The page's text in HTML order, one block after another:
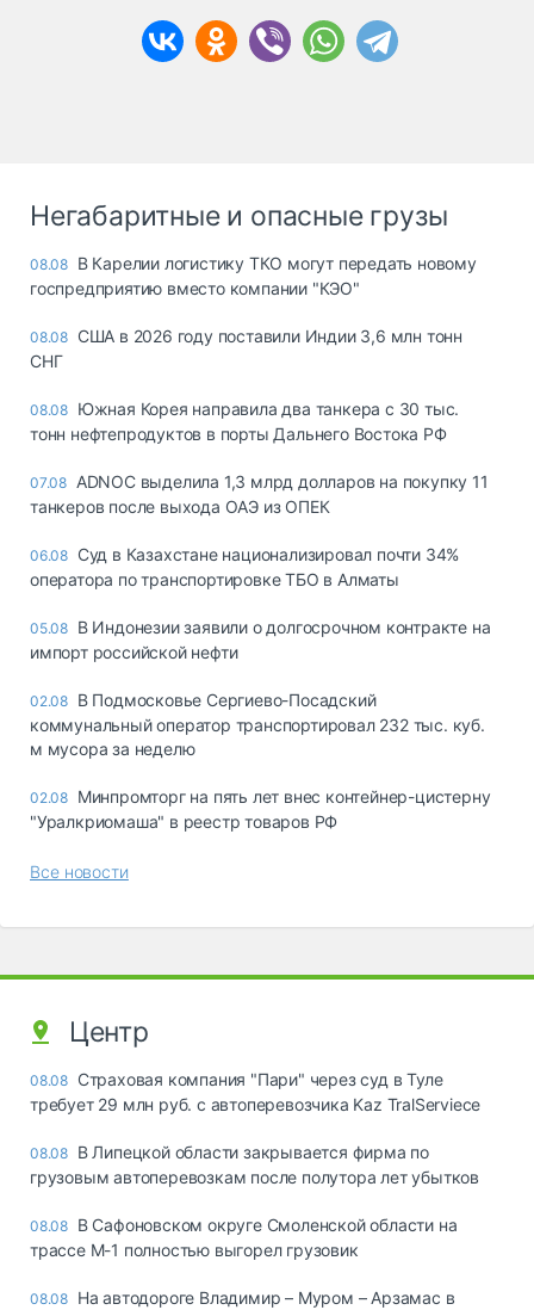
Негабаритные и опасные грузы
08.08 В Карелии логистику ТКО могут передать новому
госпредприятию вместо компании "КЭО"
08.08 США в 2026 году поставили Индии 3,6 млн тонн
СНГ
08.08 Южная Корея направила два танкера с 30 тыс.
тонн нефтепродуктов в порты Дальнего Востока РФ
07.08 ADNOC выделила 1,3 млрд долларов на покупку 11
танкеров после выхода ОАЭ из ОПЕК
06.08 Суд в Казахстане национализировал почти 34%
оператора по транспортировке ТБО в Алматы
05.08 В Индонезии заявили о долгосрочном контракте на
импорт российской нефти
02.08 В Подмосковье Сергиево-Посадский
коммунальный оператор транспортировал 232 тыс. куб.
м мусора за неделю
02.08 Минпромторг на пять лет внес контейнер-цистерну
"Уралкриомаша" в реестр товаров РФ
Все новости
Центр
08.08 Страховая компания "Пари" через суд в Туле
требует 29 млн руб. с автоперевозчика Kaz TralServiece
08.08 В Липецкой области закрывается фирма по
грузовым автоперевозкам после полутора лет убытков
08.08 В Сафоновском округе Смоленской области на
трассе М-1 полностью выгорел грузовик
08.08 На автодороге Владимир – Муром – Арзамас в